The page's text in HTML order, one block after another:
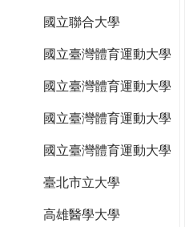
國立聯合大學
國立臺灣體育運動大學
國立臺灣體育運動大學
國立臺灣體育運動大學
國立臺灣體育運動大學
臺北市立大學
高雄醫學大學